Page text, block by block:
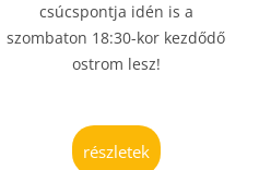
csúcspontja idén is a
szombaton 18:30-kor kezdődő
ostrom lesz!
részletek